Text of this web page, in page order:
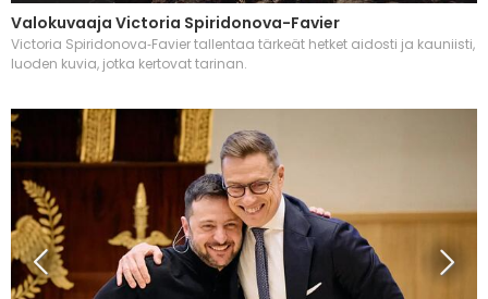
Valokuvaaja Victoria Spiridonova-Favier
Victoria Spiridonova‑Favier tallentaa tärkeät hetket aidosti ja kauniisti,
luoden kuvia, jotka kertovat tarinan.